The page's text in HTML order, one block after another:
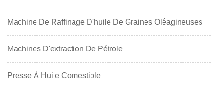
Machine De Raffinage D'huile De Graines Oléagineuses
Machines D'extraction De Pétrole
Presse À Huile Comestible